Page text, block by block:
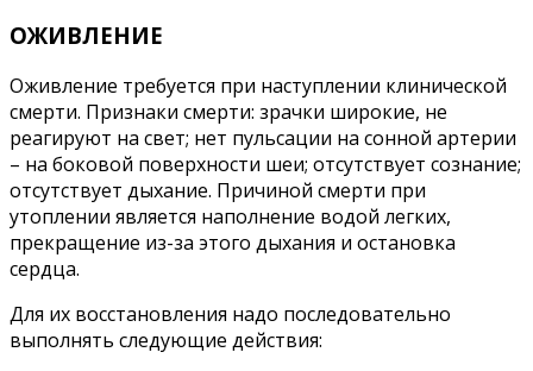
ОЖИВЛЕНИЕ
Оживление требуется при наступлении клинической
смерти. Признаки смерти: зрачки широкие, не
реагируют на свет; нет пульсации на сонной артерии
– на боковой поверхности шеи; отсутствует сознание;
отсутствует дыхание. Причиной смерти при
утоплении является наполнение водой легких,
прекращение из-за этого дыхания и остановка
сердца.
Для их восстановления надо последовательно
выполнять следующие действия: